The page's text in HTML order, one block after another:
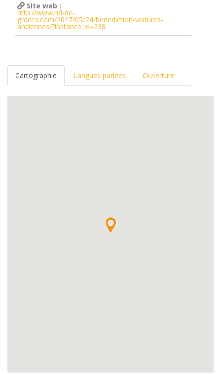
Site web :
http://www.nd-de-
graces.com/2017/05/24/benediction-voitures-
anciennes/?instance_id=238
Cartographie Langues parlées Ouverture